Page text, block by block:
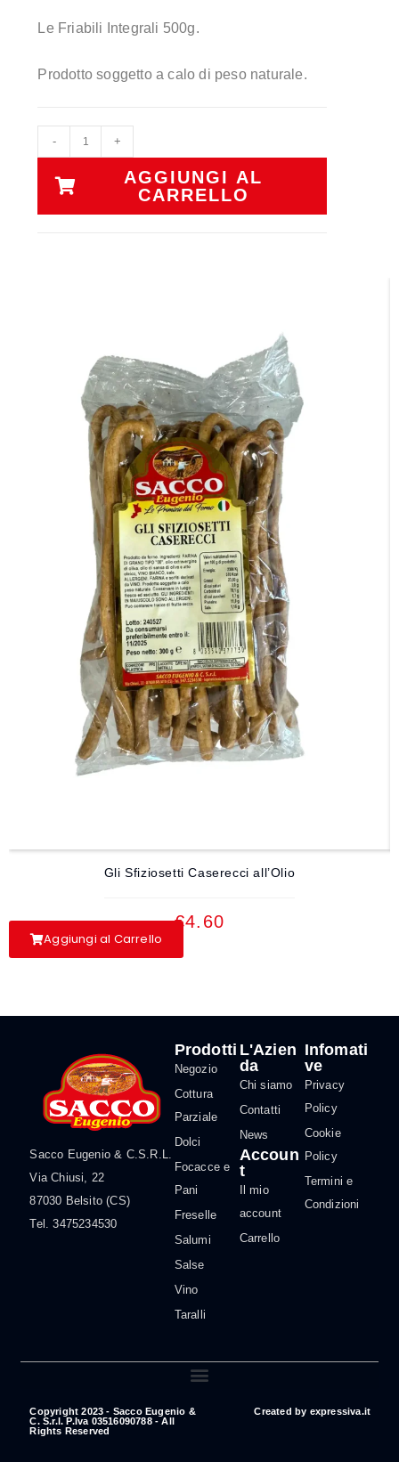
Le Friabili Integrali 500g.
Prodotto soggetto a calo di peso naturale.
- +
AGGIUNGI AL
CARRELLO
Gli Sfiziosetti Caserecci all’Olio
€4.60
Aggiungi al Carrello
Sacco Eugenio & C.S.R.L.
Via Chiusi, 22
87030 Belsito (CS)
Tel. 3475234530
Prodotti
Negozio
Cottura
Parziale
Dolci
Focacce e
Pani
Freselle
Salumi
Salse
Vino
Taralli
L'Azien
da
Chi siamo
Contatti
News
Accoun
t
Il mio
account
Carrello
Infomati
ve
Privacy
Policy
Cookie
Policy
Termini e
Condizioni
Copyright 2023 - Sacco Eugenio &
C. S.r.l. P.Iva 03516090788 - All
Rights Reserved
Created by expressiva.it